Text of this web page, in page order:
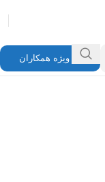
ویژه همکاران